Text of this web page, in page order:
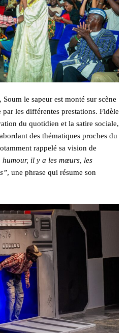
le sapeur est monté sur scène
les différentes prestations. Fidèle
du quotidien et la satire sociale,
des thématiques proches du
rappelé sa vision de
humour, il y a les mœurs, les
, une phrase qui résume son